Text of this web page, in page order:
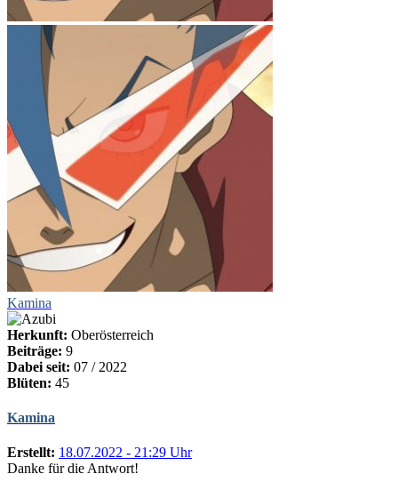
Kamina
Herkunft: Oberösterreich
Beiträge: 9
Dabei seit: 07 / 2022
Blüten: 45
Kamina
Erstellt: 18.07.2022 - 21:29 Uhr
Danke für die Antwort!